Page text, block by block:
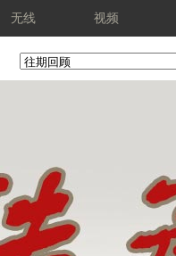
无线 视频